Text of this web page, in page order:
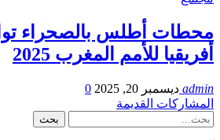
محطات أطلس بالصحراء
أفريقيا للأمم المغرب 2025
admin ديسمبر 20, 2025
0
المشاركات القديمة